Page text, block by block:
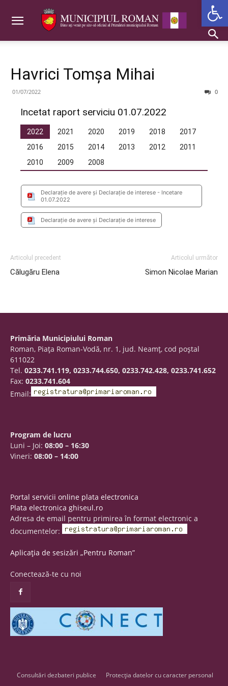
Havrici Tomșa Mihai
01/07/2022 0
Incetat raport serviciu 01.07.2022
2022 2021 2020 2019 2018
2017
2016
2015 2014 2013 2012
2011
2010
2009 2008
Declarație de avere și Declarație de interese - Incetare
01.07.2022
Declarație de avere și Declarație de interese
Articolul precedent
Călugăru Elena
Articolul următor
Simon Nicolae Marian
Primăria Municipiului Roman
Roman, Piaţa Roman-Vodă, nr. 1, jud. Neamţ, cod poştal
611022
Tel. 0233.741.119, 0233.744.650, 0233.742.428, 0233.741.652
Fax: 0233.741.604
Email:
Program de lucru
Luni – Joi: 08:00 – 16:30
Vineri: 08:00 – 14:00
Portal servicii online plata electronica
Plata electronica ghiseul.ro
Adresa de email pentru primirea în format electronic a
documentelor:
Aplicația de sesizări „Pentru Roman”
Conectează-te cu noi
Consultări dezbateri publice Protecția datelor cu caracter personal